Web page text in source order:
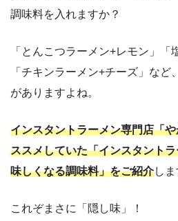
調味料を入れますか？
「とんこつラーメン+レモン」「
「チキンラーメン+チーズ」など
がありますよね。
インスタントラーメン専門店「
ススメしていた「インスタント
味しくなる調味料」をご紹介しま
これぞまさに「隠し味」！